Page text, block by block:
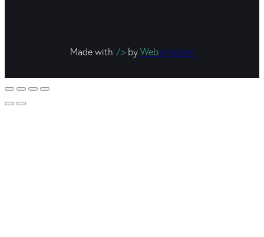
Made with />byWebscriptum